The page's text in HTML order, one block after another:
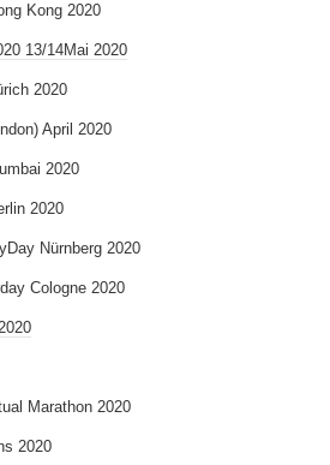
Kong 2020
13/14Mai 2020
2020
April 2020
2020
2020
Nürnberg 2020
Cologne 2020
Marathon 2020
2020